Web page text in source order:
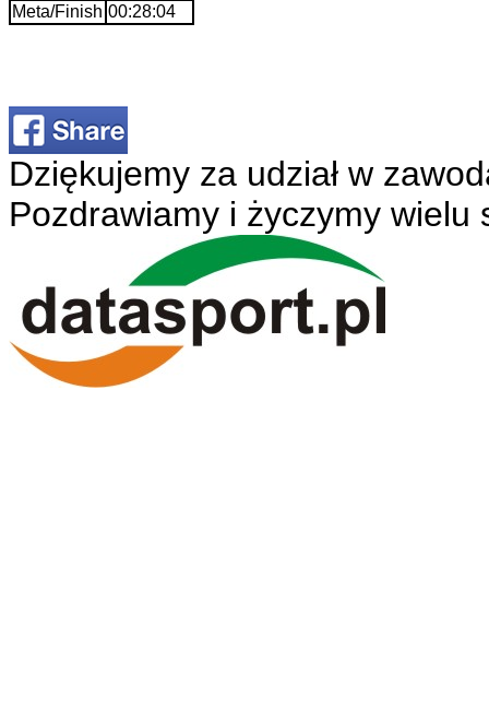
Meta/Finish 00:28:04
Dziękujemy za udział w
Pozdrawiamy i życzymy wielu